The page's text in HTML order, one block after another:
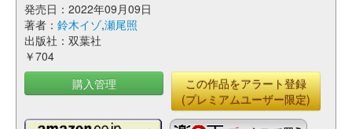
発売日：2022年09月09日
著者： 鈴木イゾ,瀬尾照
出版社：双葉社
￥704
購入管理
この作品をアラート登録
(プレミアムユーザー限定)